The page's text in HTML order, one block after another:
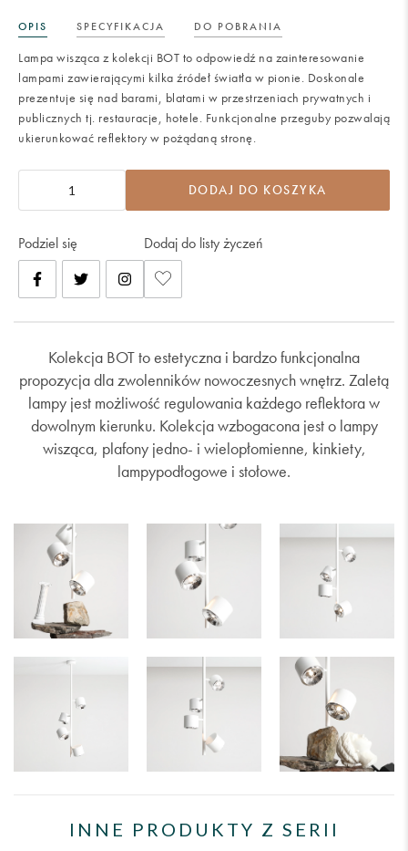
OPIS SPECYFIKACJA DO POBRANIA
Lampa wisząca z kolekcji BOT to odpowiedź na zainteresowanie
lampami zawierającymi kilka źródeł światła w pionie. Doskonale
prezentuje się nad barami, blatami w przestrzeniach prywatnych i
publicznych tj. restauracje, hotele. Funkcjonalne przeguby pozwalają
ukierunkować reflektory w pożądaną stronę.
DODAJ DO KOSZYKA
Podziel się Dodaj do listy życzeń
Kolekcja BOT to estetyczna i bardzo funkcjonalna
propozycja dla zwolenników nowoczesnych wnętrz. Zaletą
lampy jest możliwość regulowania każdego reflektora w
dowolnym kierunku. Kolekcja wzbogacona jest o lampy
wisząca, plafony jedno- i wielopłomienne, kinkiety,
lampypodłogowe i stołowe.
INNE PRODUKTY Z SERII